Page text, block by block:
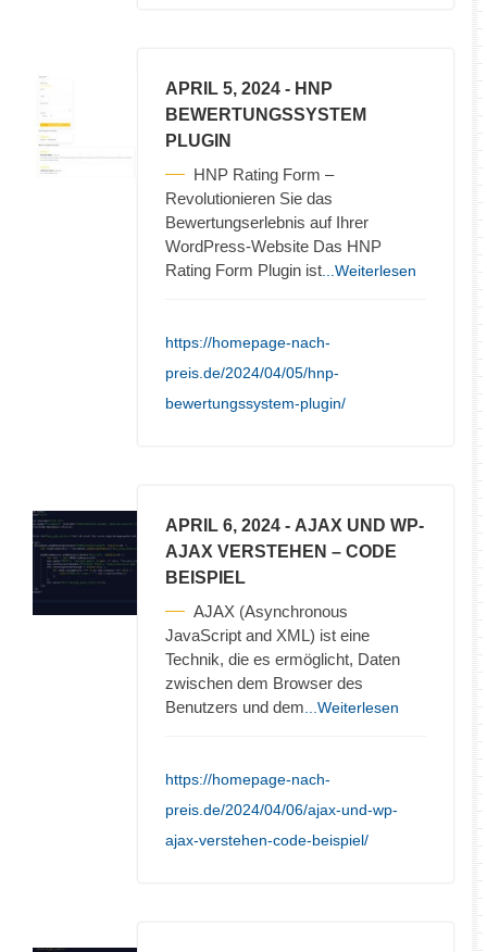
APRIL 5, 2024 - HNP
BEWERTUNGSSYSTEM
PLUGIN
HNP Rating Form –
Revolutionieren Sie das
Bewertungserlebnis auf Ihrer
WordPress-Website Das HNP
Rating Form Plugin ist ...Weiterlesen
https://homepage-nach-
preis.de/2024/04/05/hnp-
bewertungssystem-plugin/
APRIL 6, 2024 - AJAX UND WP-
AJAX VERSTEHEN – CODE
BEISPIEL
AJAX (Asynchronous
JavaScript and XML) ist eine
Technik, die es ermöglicht, Daten
zwischen dem Browser des
Benutzers und dem ...Weiterlesen
https://homepage-nach-
preis.de/2024/04/06/ajax-und-wp-
ajax-verstehen-code-beispiel/